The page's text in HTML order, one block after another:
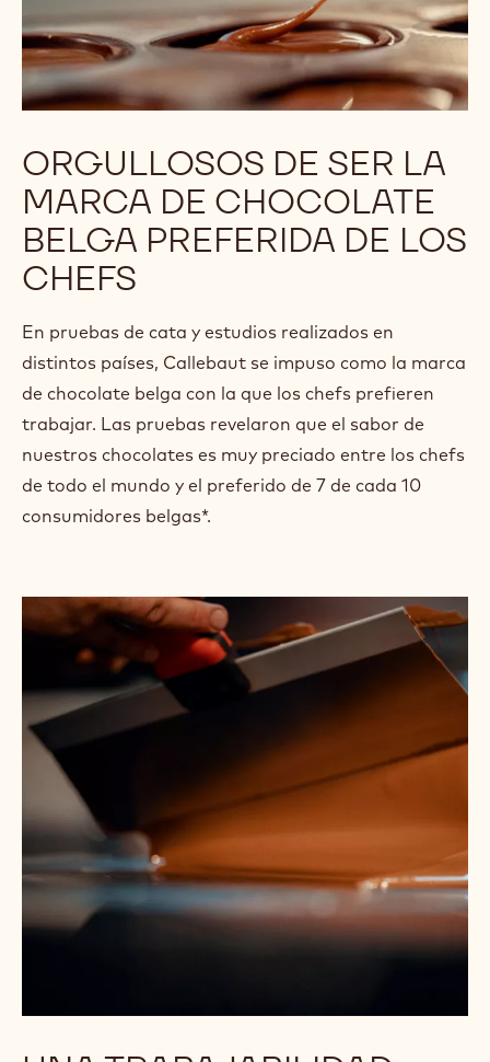
ORGULLOSOS DE SER LA
MARCA DE CHOCOLATE
BELGA PREFERIDA DE LOS
En pruebas de cata y estudios realizados en
distintos países, Callebaut se impuso como la marca
de chocolate belga con la que los chefs prefieren
trabajar. Las pruebas revelaron que el sabor de
nuestros chocolates es muy preciado entre los chefs
de todo el mundo y el preferido de 7 de cada 10
consumidores belgas*.